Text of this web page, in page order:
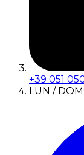
+39 051
LUN / DOM